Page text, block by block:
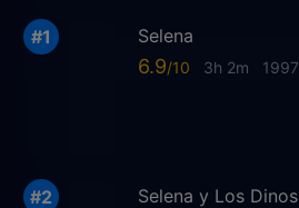
Selena
6.9 3h 2m 1997
Selena y Los Dinos